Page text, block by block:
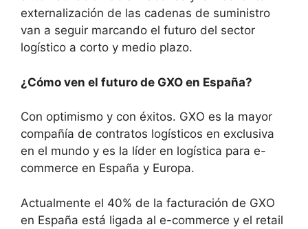
externalización de las cadenas de suministro
van a seguir marcando el futuro del sector
logístico a corto y medio plazo.
¿Cómo ven el futuro de GXO en España?
Con optimismo y con éxitos. GXO es la mayor
compañía de contratos logísticos en exclusiva
en el mundo y es la líder en logística para e-
commerce en España y Europa.
Actualmente el 40% de la facturación de GXO
en España está ligada al e-commerce y el retail